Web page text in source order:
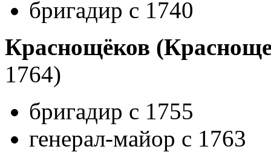
бригадир с 1740
Краснощёков
1764)
бригадир с 1755
генерал-майор с 1763